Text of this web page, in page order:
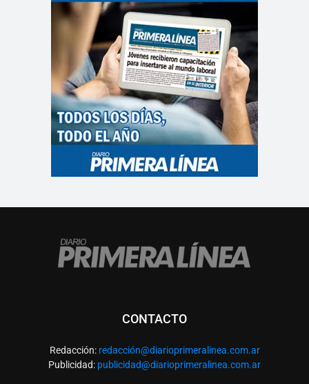
CONTACTO
Redacción: redacción@diarioprimeralinea.com.ar
Publicidad: publicidad@diarioprimeralinea.com.ar